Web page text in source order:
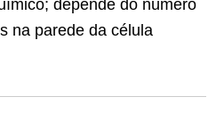
depende do número
na parede da célula